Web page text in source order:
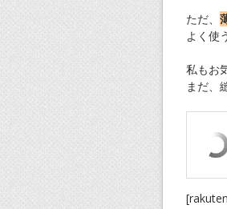
ただ、
よく使
私もお
まだ、